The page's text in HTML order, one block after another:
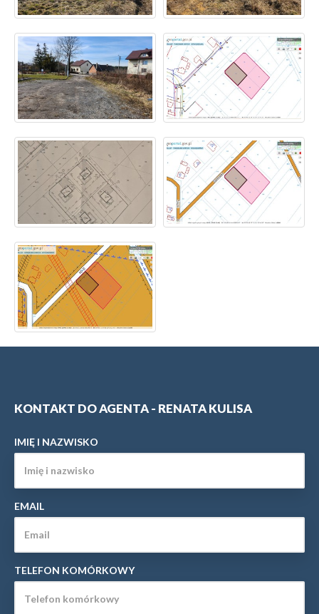
KONTAKT DO AGENTA - RENATA KULISA
IMIĘ I NAZWISKO
EMAIL
TELEFON KOMÓRKOWY